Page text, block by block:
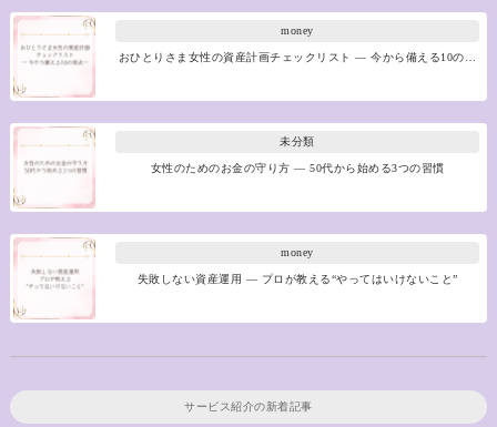
money
おひとりさま女性の資産計画チェックリスト ― 今から備える10の…
未分類
女性のためのお金の守り方 ― 50代から始める3つの習慣
money
失敗しない資産運用 ― プロが教える“やってはいけないこと”
サービス紹介の新着記事